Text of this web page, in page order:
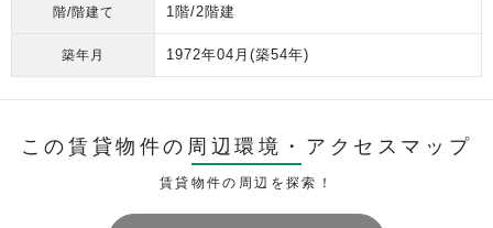
階/階建て 1階/2階建
築年月 1972年04月 (築54年)
この賃貸物件の周辺環境・ アクセスマップ
賃貸物件の周辺を探索！